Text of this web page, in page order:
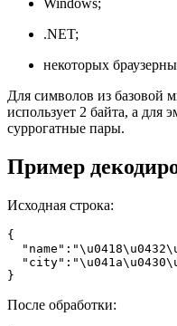
.NET;
некоторых
Для символов из базовой
использует 2 байта, а
суррогатные пары.
Пример
Исходная строка:
{
}
После обработки: